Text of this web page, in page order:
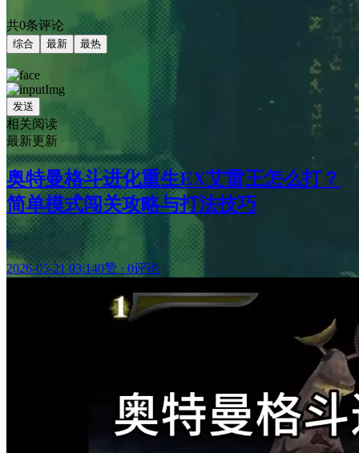
共0条评论
综合 最新 最热
发送
相关阅读
最新更新
奥特曼格斗进化重生EX艾雷王怎么打？
简单模式闯关攻略与打法技巧
-
2026-05-21 03:140赞 · 0评论